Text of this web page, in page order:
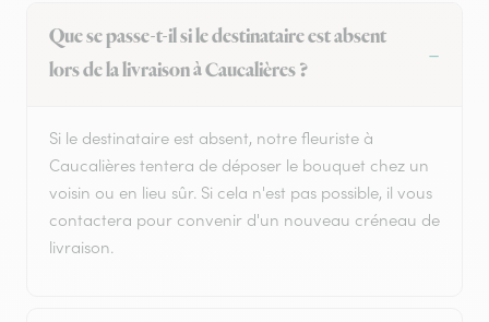
Que se passe-t-il si le destinataire est absent
lors de la livraison à Caucalières ?
Si le destinataire est absent, notre fleuriste à
Caucalières tentera de déposer le bouquet chez un
voisin ou en lieu sûr. Si cela n'est pas possible, il vous
contactera pour convenir d'un nouveau créneau de
livraison.